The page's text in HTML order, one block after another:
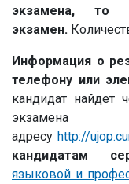
экзамена, то
экзамен.
Информация о
телефону или
кандидат найдет
адресу http://
кандидатам
языковой и